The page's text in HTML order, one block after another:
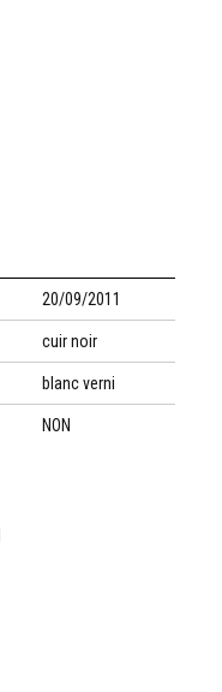
20/09/2011
cuir noir
blanc verni
NON